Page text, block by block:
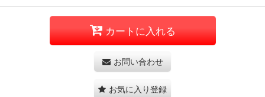
カートに入れる
お問い合わせ
お気に入り登録